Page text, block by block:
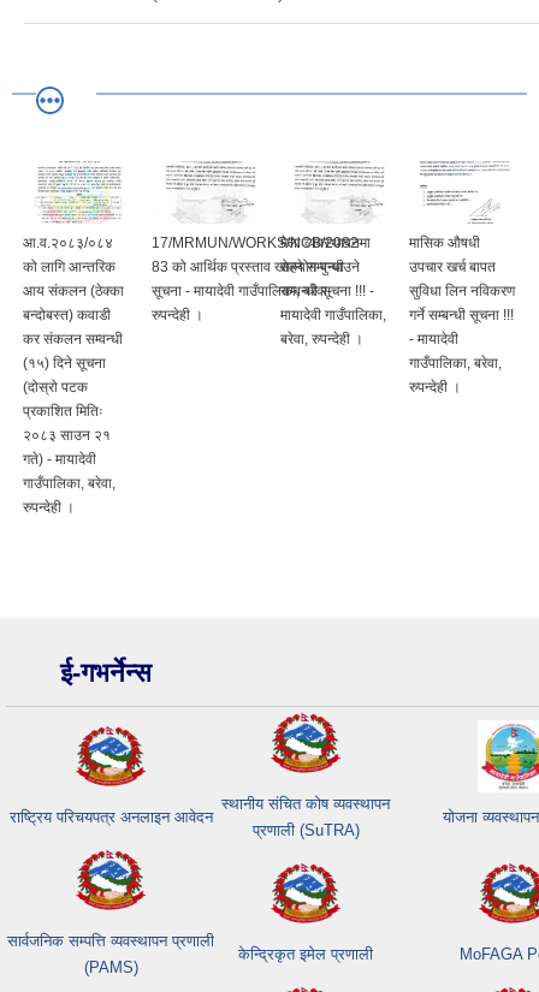
आ.व.२०८३/०८४
को लागि आन्तरिक
आय संकलन (ठेक्का
बन्दोबस्त) कवाडी
कर संकलन सम्वन्धी
(१५) दिने सूचना
(दोस्रो पटक
प्रकाशित मितिः
२०८३ साउन २१
गते) - मायादेवी
गाउँपालिका, बरेवा,
रुपन्देही ।
17/MRMUN/WORKS/NCB/2082-
83 को आर्थिक प्रस्ताव खोल्ने सम्बन्धी
सूचना - मायादेवी गाउँपालिका, बरेवा-
रुपन्देही ।
मेला व्यवस्थापनमा
सहयोग पुऱ्याउने
सम्बन्धी सूचना !!! -
मायादेवी गाउँपालिका,
बरेवा, रुपन्देही ।
मासिक औषधी
उपचार खर्च बापत
सुविधा लिन नविकरण
गर्ने सम्बन्धी सूचना !!!
- मायादेवी
गाउँपालिका, बरेवा,
रुपन्देही ।
ई-गभर्नेन्स
राष्ट्रिय परिचयपत्र अनलाइन आवेदन
स्थानीय संचित कोष व्यवस्थापन
प्रणाली (SuTRA)
योजना
सार्वजनिक सम्पत्ति व्यवस्थापन प्रणाली
(PAMS)
केन्द्रिकृत इमेल प्रणाली MoFAGA